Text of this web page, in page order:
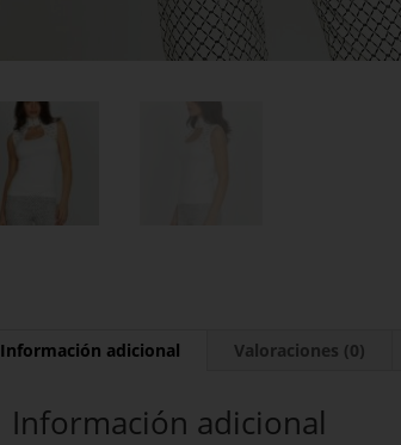
Información adicional Valoraciones (0)
Información adicional